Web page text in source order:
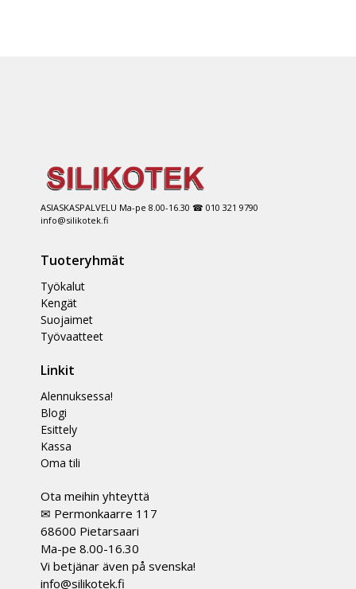
ASIASKASPALVELU Ma-pe 8.00-16.30 ☎ 010 321 9790
info@silikotek.fi
Tuoteryhmät
Työkalut
Kengät
Suojaimet
Työvaatteet
Linkit
Alennuksessa!
Blogi
Esittely
Kassa
Oma tili
Ota meihin yhteyttä
✉ Permonkaarre 117
68600 Pietarsaari
Ma-pe 8.00-16.30
Vi betjänar även på svenska!
info@silikotek.fi